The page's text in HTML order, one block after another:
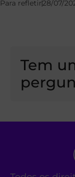
Para refletir28/07/
Tem